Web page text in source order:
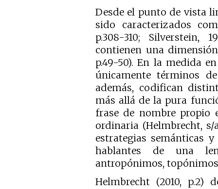
Desde el punto de vista
sido caracterizados
p.308-310;
contienen una
p.49-50). En la medida
únicamente términos
además, codifican
más allá de la pura
frase de nombre propio
ordinaria (Helmbrecht,
estrategias semánticas
hablantes de una
antropónimos,
Helmbrecht (2010, p.2)